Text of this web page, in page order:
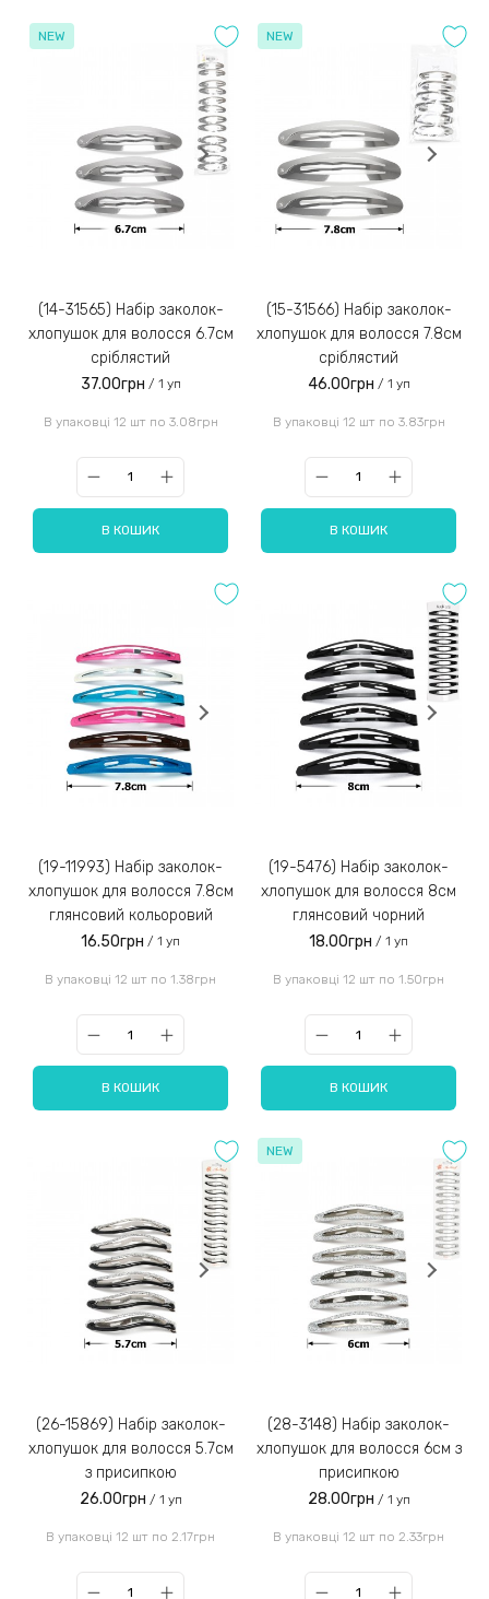
NEW
(14-31565) Набір заколок-
хлопушок для волосся 6.7см
сріблястий
37.00грн / 1 уп
В упаковці 12 шт по 3.08грн
В КОШИК
NEW
(15-31566) Набір заколок-
хлопушок для волосся 7.8см
сріблястий
46.00грн / 1 уп
В упаковці 12 шт по 3.83грн
В КОШИК
(19-11993) Набір заколок-
хлопушок для волосся 7.8см
глянсовий кольоровий
16.50грн / 1 уп
В упаковці 12 шт по 1.38грн
В КОШИК
(19-5476) Набір заколок-
хлопушок для волосся 8см
глянсовий чорний
18.00грн / 1 уп
В упаковці 12 шт по 1.50грн
В КОШИК
(26-15869) Набір заколок-
хлопушок для волосся 5.7см
з присипкою
26.00грн / 1 уп
В упаковці 12 шт по 2.17грн
NEW
(28-3148) Набір заколок-
хлопушок для волосся 6см з
присипкою
28.00грн / 1 уп
В упаковці 12 шт по 2.33грн